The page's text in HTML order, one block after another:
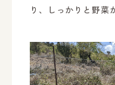
り、しっかりと野菜